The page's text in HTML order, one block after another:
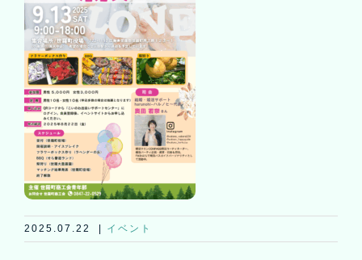
2025.07.22 イベント